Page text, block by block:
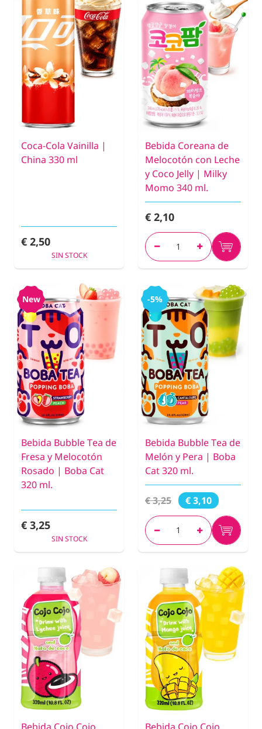
Coca-Cola Vainilla |
China 330 ml
€ 2,50
SIN STOCK
Bebida Coreana de
Melocotón con Leche
y Coco Jelly | Milky
Momo 340 ml.
€ 2,10
New
Bebida Bubble Tea de
Fresa y Melocotón
Rosado | Boba Cat
320 ml.
€ 3,25
SIN STOCK
-5%
Bebida Bubble Tea de
Melón y Pera | Boba
Cat 320 ml.
€ 3,25 € 3,10